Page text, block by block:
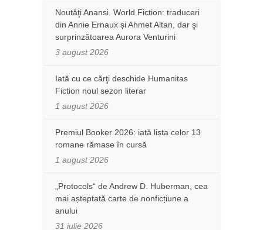
Noutăţi Anansi. World Fiction: traduceri
din Annie Ernaux și Ahmet Altan, dar şi
surprinzătoarea Aurora Venturini
3 august 2026
Iată cu ce cărţi deschide Humanitas
Fiction noul sezon literar
1 august 2026
Premiul Booker 2026: iată lista celor 13
romane rămase în cursă
1 august 2026
„Protocols“ de Andrew D. Huberman, cea
mai așteptată carte de nonficțiune a
anului
31 iulie 2026